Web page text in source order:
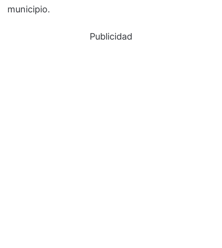
municipio.
Publicidad